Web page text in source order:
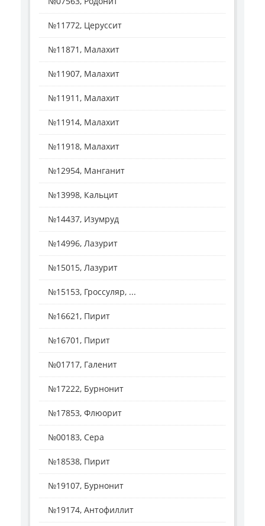
№11772, Церуссит
№11871, Малахит
№11907, Малахит
№11911, Малахит
№11914, Малахит
№11918, Малахит
№12954, Манганит
№13998, Кальцит
№14437, Изумруд
№14996, Лазурит
№15015, Лазурит
№15153, Гроссуляр, ...
№16621, Пирит
№16701, Пирит
№01717, Галенит
№17222, Бурнонит
№17853, Флюорит
№00183, Сера
№18538, Пирит
№19107, Бурнонит
№19174, Антофиллит